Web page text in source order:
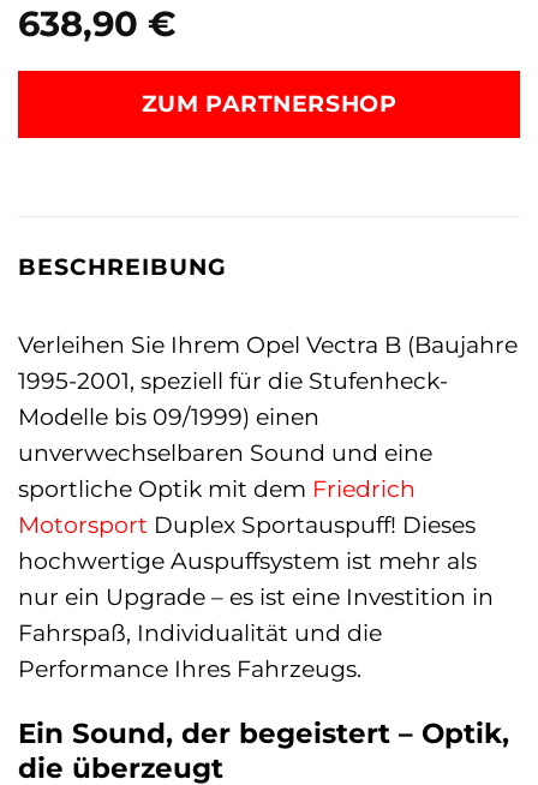
638,90 €
ZUM PARTNERSHOP
BESCHREIBUNG
Verleihen Sie Ihrem Opel Vectra B (Baujahre
1995-2001, speziell für die Stufenheck-
Modelle bis 09/1999) einen
unverwechselbaren Sound und eine
sportliche Optik mit dem Friedrich
Motorsport Duplex Sportauspuff! Dieses
hochwertige Auspuffsystem ist mehr als
nur ein Upgrade – es ist eine Investition in
Fahrspaß, Individualität und die
Performance Ihres Fahrzeugs.
Ein Sound, der begeistert – Optik,
die überzeugt